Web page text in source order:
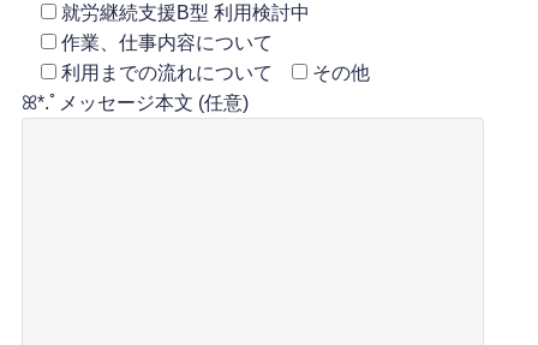
就労継続支援B型 利用検討中
作業、仕事内容について
利用までの流れについて
その他
ꕤ*.ﾟメッセージ本文 (任意)